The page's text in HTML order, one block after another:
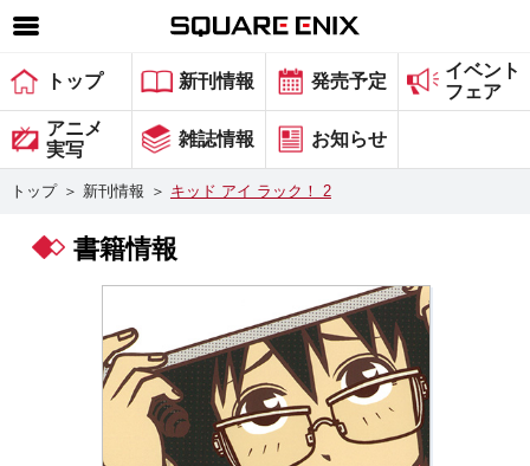
SQUARE ENIX 公式サイトメニュー
ゲーム
マガジン＆ブックス
グッズ
トップ 新刊情報 発売予定
イベント
フェア
アニメ
実写
雑誌情報 お知らせ
トップ ＞ 新刊情報 ＞ キッド アイ ラック！ 2
書籍情報